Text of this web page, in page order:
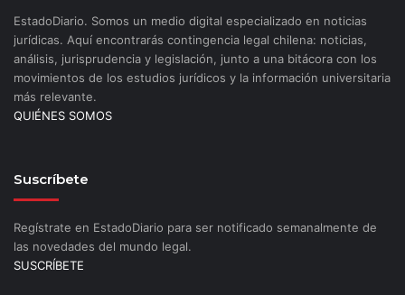
EstadoDiario. Somos un medio digital especializado en noticias
jurídicas. Aquí encontrarás contingencia legal chilena: noticias,
análisis, jurisprudencia y legislación, junto a una bitácora con los
movimientos de los estudios jurídicos y la información universitaria
más relevante.
QUIÉNES SOMOS
Suscríbete
Regístrate en EstadoDiario para ser notificado semanalmente de
las novedades del mundo legal.
SUSCRÍBETE